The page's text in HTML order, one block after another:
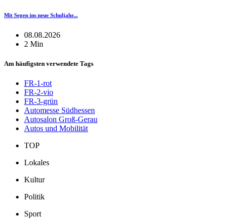
Mit Segen ins neue Schuljahr...
08.08.2026
2 Min
Am häufigsten verwendete Tags
FR-1-rot
FR-2-vio
FR-3-grün
Automesse Südhessen
Autosalon Groß-Gerau
Autos und Mobilität
TOP
Lokales
Kultur
Politik
Sport